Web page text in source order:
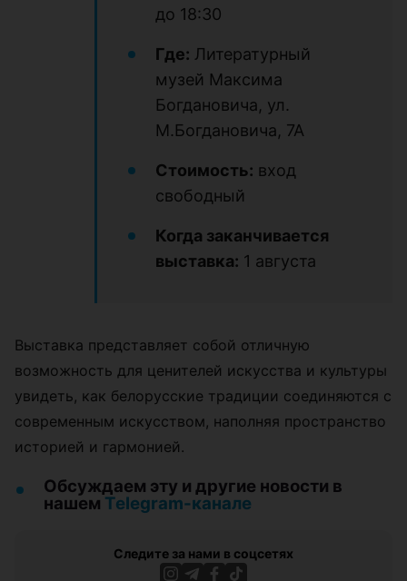
до 18:30
Где: Литературный
музей Максима
Богдановича, ул.
М.Богдановича, 7А
Стоимость: вход
свободный
Когда заканчивается
выставка: 1 августа
Выставка представляет собой отличную
возможность для ценителей искусства и культуры
увидеть, как белорусские традиции соединяются с
современным искусством, наполняя пространство
историей и гармонией.
Обсуждаем эту и другие новости в
нашем Telegram-канале
Следите за нами в соцсетях